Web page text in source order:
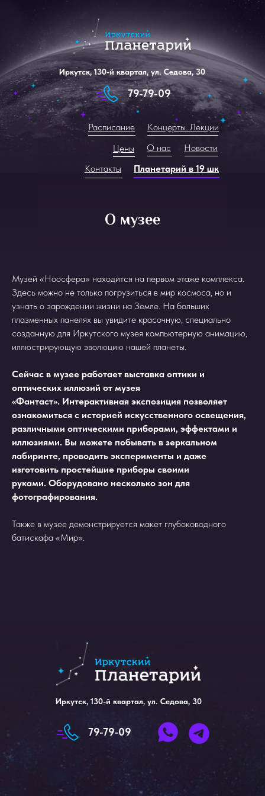
Планетарий в 19 шк
Расписание
Концерты. Лекции
Цены
О нас
Новости
Контакты
79-79-09
Иркутск, 130-й квартал, ул. Седова, 30
О музее
Музей «Ноосфера» находится на первом этаже комплекса.
Здесь можно не только погрузиться в мир космоса, но и
узнать о зарождении жизни на Земле. На больших
плазменных панелях вы увидите красочную, специально
созданную для Иркутского музея компьютерную анимацию,
иллюстрирующую эволюцию нашей планеты.
Сейчас в музее работает выставка оптики и
оптических иллюзий от музея
«Фантаст». Интерактивная экспозиция позволяет
ознакомиться с историей искусственного освещения,
различными оптическими приборами, эффектами и
иллюзиями. Вы можете побывать в зеркальном
лабиринте, проводить эксперименты и даже
изготовить простейшие приборы своими
руками. Оборудовано несколько зон для
фотографирования.
Также в музее демонстрируется макет глубоководного
батискафа «Мир».
79-79-09
Иркутск, 130-й квартал, ул. Седова, 30